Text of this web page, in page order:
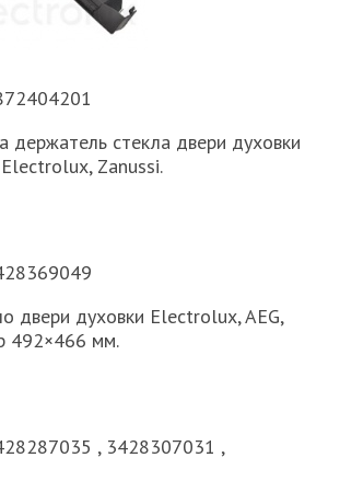
держатель стекла двери духовки
Zanussi.
двери духовки Electrolux, AEG,
492×466 мм.
, 3428307031 ,